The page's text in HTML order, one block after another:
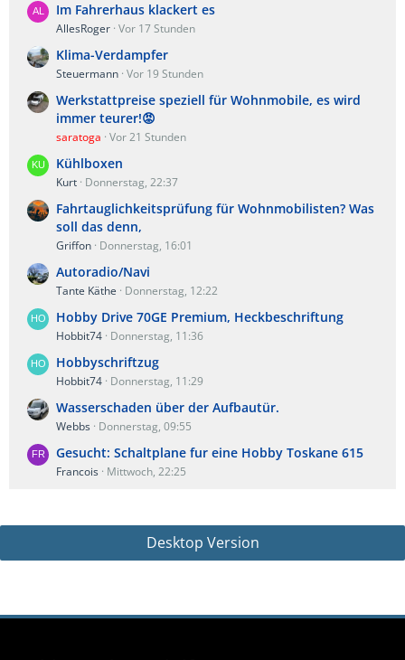
Im Fahrerhaus klackert es
AllesRoger Vor 17 Stunden
Klima-Verdampfer
Steuermann Vor 19 Stunden
Werkstattpreise speziell für Wohnmobile, es wird
immer teurer!😡
saratoga Vor 21 Stunden
Kühlboxen
Kurt Donnerstag, 22:37
Fahrtauglichkeitsprüfung für Wohnmobilisten? Was
soll das denn,
Griffon Donnerstag, 16:01
Autoradio/Navi
Tante Käthe Donnerstag, 12:22
Hobby Drive 70GE Premium, Heckbeschriftung
Hobbit74 Donnerstag, 11:36
Hobbyschriftzug
Hobbit74 Donnerstag, 11:29
Wasserschaden über der Aufbautür.
Webbs Donnerstag, 09:55
Gesucht: Schaltplane fur eine Hobby Toskane 615
Francois Mittwoch, 22:25
Desktop Version